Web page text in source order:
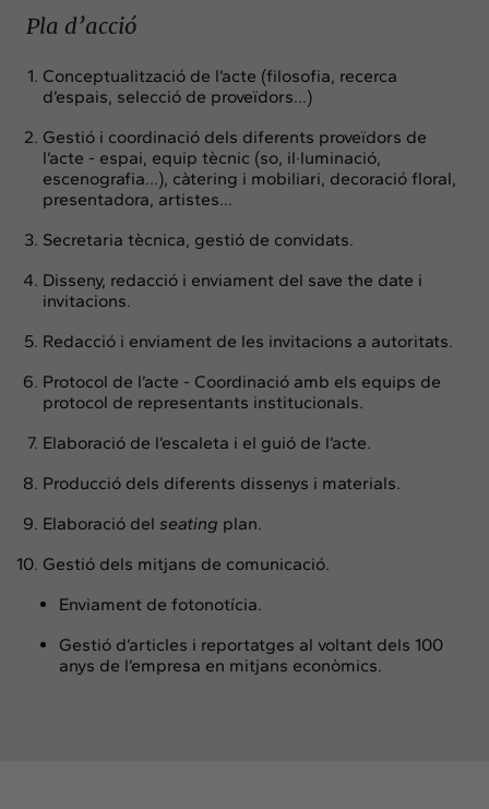
Pla d’acció
Conceptualització de l’acte (filosofia, recerca
d’espais, selecció de proveïdors…)
Gestió i coordinació dels diferents proveïdors de
l’acte - espai, equip tècnic (so, il·luminació,
escenografia…), càtering i mobiliari, decoració floral,
presentadora, artistes…
Secretaria tècnica, gestió de convidats.
Disseny, redacció i enviament del save the date i
invitacions.
Redacció i enviament de les invitacions a autoritats.
Protocol de l’acte - Coordinació amb els equips de
protocol de representants institucionals.
Elaboració de l’escaleta i el guió de l’acte.
Producció dels diferents dissenys i materials.
Elaboració del seating plan.
Gestió dels mitjans de comunicació.
Enviament de fotonotícia.
Gestió d’articles i reportatges al voltant dels 100
anys de l’empresa en mitjans econòmics.